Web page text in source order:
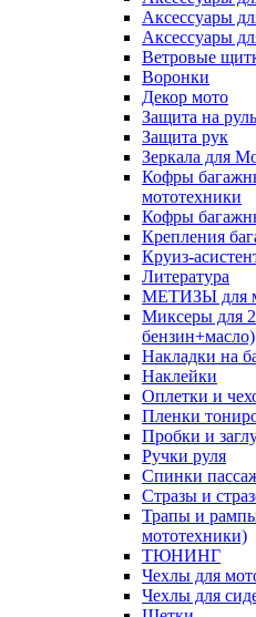
Аксессуары
Аксессуары
Ветровые
Воронки
Декор мото
Защита на
Защита рук
Зеркала для
Кофры
мототехники
Кофры
Крепления
Круиз-
Литература
МЕТИЗЫ для
Миксеры для
бензин+масло)
Накладки на
Наклейки
Оплетки и
Пленки
Пробки и
Ручки руля
Спинки
Стразы и
Трапы и
мототехники)
ТЮНИНГ
Чехлы для
Чехлы для